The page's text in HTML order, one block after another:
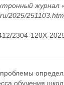
2025/251103.htm
2304-120X-
обучения